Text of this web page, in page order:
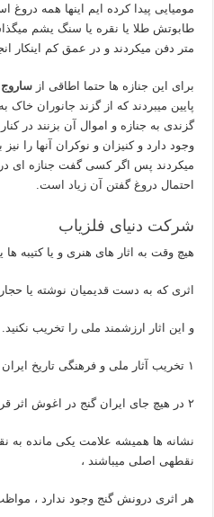
مومیایی پیدا کرده ایم اینها همه
طابوتش طلا یا نقره یا سنگ یشم
متر دفن میکردند و در عمق کم اینکار
برای این جنازه ها حتما اطاقی ازساروج
پایین میبردند که از گزند جانوران خاک
گزندی به جنازه و اموال آن بزنند در
وجود دارد و کنیزان و نوکران آنها را نیز
میکردند پس اگر کسی گفت جنازه ای در
احتمال دروغ گفتن آن زیاد است.
شرکت دنیای فلزیاب
هیچ وقت به اثار های هنری و یا کتیبه
اثری که به دست قدیمیان نوشته یا
و این اثار ارزشمند ملی را تخریب نکنید.
۱ تخریب آثار ملی و فرهنگی تاریخ ایران عزیزمان،
۲ در هیچ جای ایران گنج در اغوش اثر قرار داده نشده است،
نشانه ها همیشه علامت یکی مانده به
نقطهی اصلی میباشند ،
هر اثری درونش گنج وجود ندارد ،